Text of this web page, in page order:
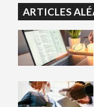
ARTICLES